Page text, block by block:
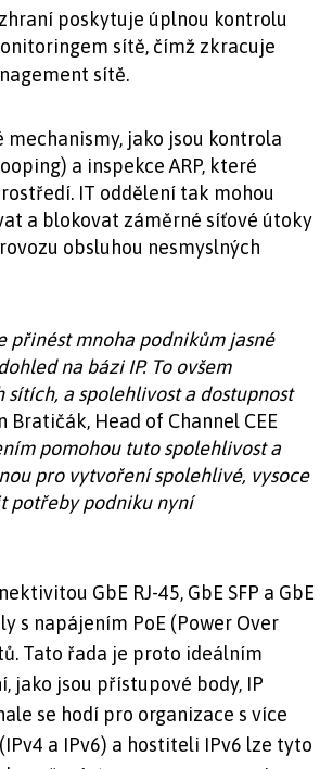
poskytuje úplnou kontrolu
sítě, čímž zkracuje
sítě.
mechanismy, jako jsou kontrola
a inspekce ARP, které
IT oddělení tak mohou
a blokovat záměrné síťové útoky
obsluhou nesmyslných
přinést mnoha podnikům jasné
na bázi IP. To ovšem
a spolehlivost a dostupnost
Head of Channel CEE
pomohou tuto spolehlivost a
pro vytvoření spolehlivé, vysoce
potřeby podniku nyní
GbE RJ-45, GbE SFP a GbE
s napájením PoE (Power Over
Tato řada je proto ideálním
jako jsou přístupové body, IP
se hodí pro organizace s více
a IPv6) a hostiteli IPv6 lze tyto